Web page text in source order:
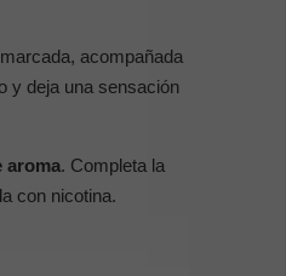
acompañada
y deja una sensación
aroma. Completa la
con nicotina.